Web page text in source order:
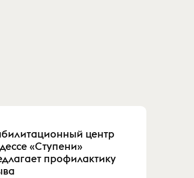
центр
«Ступени»
профилактику